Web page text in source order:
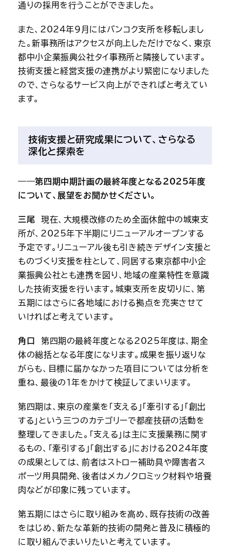
通りの採用を行うことができました。
また、2024年9月にはバンコク支所を移転しまし
た。新事務所はアクセスが向上しただけでなく、東京
都中小企業振興公社タイ事務所と隣接しています。
技術支援と経営支援の連携がより緊密になりました
ので、さらなるサービス向上ができればと考えてい
ます。
技術支援と研究成果について、さらなる
深化と探索を
――第四期中期計画の最終年度となる2025年度
について、展望をお聞かせください。
三尾 現在、大規模改修のため全面休館中の城東支
所が、2025年下半期にリニューアルオープンする
予定です。リニューアル後も引き続きデザイン支援と
ものづくり支援を柱として、同居する東京都中小企
業振興公社とも連携を図り、地域の産業特性を意識
した技術支援を行います。城東支所を皮切りに、第
五期にはさらに各地域における拠点を充実させて
いければと考えています。
角口
第四期の最終年度となる2025年度は、期全
体の総括となる年度になります。成果を振り返りな
がらも、目標に届かなかった項目については分析を
重ね、最後の1年をかけて検証してまいります。
第四期は、東京の産業を「支える」「牽引する」「創出
する」という三つのカテゴリーで都産技研の活動を
整理してきました。「支える」は主に支援業務に関す
るもの、「牽引する」「創出する」における2024年度
の成果としては、前者はストロー補助具や障害者ス
ポーツ用具開発、後者はメカノクロミック材料や培養
肉などが印象に残っています。
第五期にはさらに取り組みを高め、既存技術の改善
をはじめ、新たな革新的技術の開発と普及に積極的
に取り組んでまいりたいと考えています。